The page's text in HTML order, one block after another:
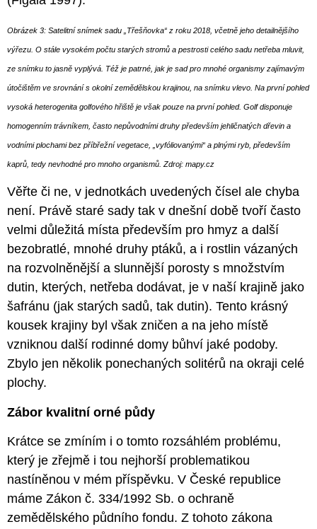
Obrázek 3: Satelitní snímek sadu „Třešňovka“ z roku 2018, včetně jeho detailnějšího
výřezu. O stále vysokém počtu starých stromů a pestrosti celého sadu netřeba mluvit,
ze snímku to jasně vyplývá. Též je patrné, jak je sad pro mnohé organismy zajímavým
útočištěm ve srovnání s okolní zemědělskou krajinou, na snímku vlevo. Na první pohled
vysoká heterogenita golfového hřiště je však pouze na první pohled. Golf disponuje
homogenním trávníkem, často nepůvodními druhy především jehličnatých dřevin a
vodními plochami bez příbřežní vegetace, „vyfóliovanými“ a plnými ryb, především
kaprů, tedy nevhodné pro mnoho organismů. Zdroj: mapy.cz
Věřte či ne, v jednotkách uvedených čísel ale chyba
není. Právě staré sady tak v dnešní době tvoří často
velmi důležitá místa především pro hmyz a další
bezobratlé, mnohé druhy ptáků, a i rostlin vázaných
na rozvolněnější a slunnější porosty s množstvím
dutin, kterých, netřeba dodávat, je v naší krajině jako
šafránu (jak starých sadů, tak dutin). Tento krásný
kousek krajiny byl však zničen a na jeho místě
vzniknou další rodinné domy bůhví jaké podoby.
Zbylo jen několik ponechaných solitérů na okraji celé
plochy.
Zábor kvalitní orné půdy
Krátce se zmíním i o tomto rozsáhlém problému,
který je zřejmě i tou nejhorší problematikou
nastíněnou v mém příspěvku. V České republice
máme Zákon č. 334/1992 Sb. o ochraně
zemědělského půdního fondu. Z tohoto zákona